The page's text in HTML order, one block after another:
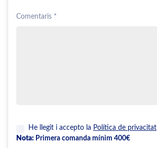
Comentaris *
He llegit i accepto la Política de privacitat
Nota: Primera comanda mínim 400€